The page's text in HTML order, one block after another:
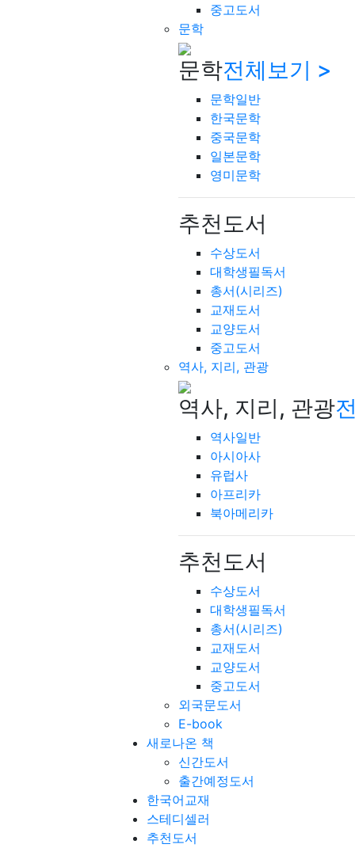
중고도서
문학
문학전체보기 >
문학일반
한국문학
중국문학
일본문학
영미문학
추천도서
수상도서
대학생필독서
총서(시리즈)
교재도서
교양도서
중고도서
역사, 지리, 관광
역사, 지리, 관광
역사일반
아시아사
유럽사
아프리카
북아메리카
추천도서
수상도서
대학생필독서
총서(시리즈)
교재도서
교양도서
중고도서
외국문도서
E-book
새로나온 책
신간도서
출간예정도서
한국어교재
스테디셀러
추천도서